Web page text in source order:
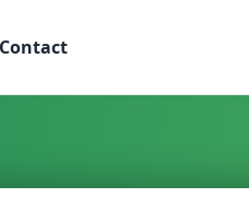
Contact